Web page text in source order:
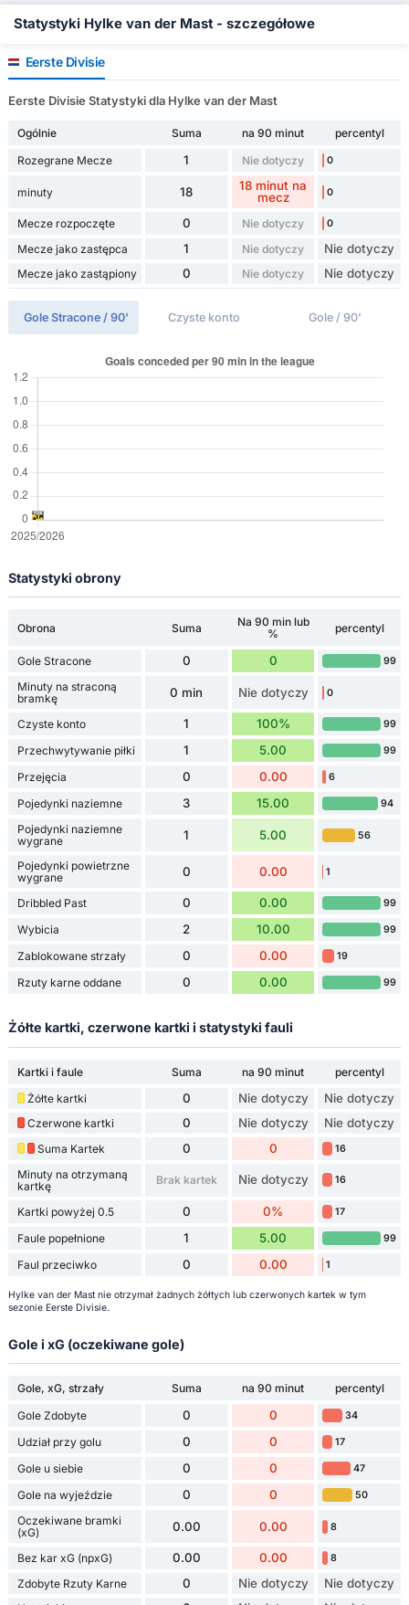
Statystyki Hylke van der Mast - szczegółowe
Eerste Divisie
Eerste Divisie Statystyki dla Hylke van der Mast
Ogólnie Suma na 90 minut
percentyl
Rozegrane Mecze
1 Nie dotyczy 0
minuty 18
18 minut na
mecz
0
Mecze rozpoczęte 0 Nie dotyczy 0
Mecze jako zastępca 1 Nie dotyczy Nie dotyczy
Mecze jako zastąpiony 0 Nie dotyczy Nie dotyczy
Gole Stracone / 90' Czyste konto Gole / 90'
Statystyki obrony
Obrona Suma
Na 90 min lub
%
percentyl
Gole Stracone 0 0 99
Minuty na straconą
bramkę
0 min Nie dotyczy 0
Czyste konto 1 100% 99
Przechwytywanie piłki 1 5.00 99
Przejęcia 0 0.00 6
Pojedynki naziemne 3 15.00 94
Pojedynki naziemne
wygrane
1 5.00 56
Pojedynki powietrzne
wygrane
0 0.00 1
Dribbled Past 0 0.00 99
Wybicia 2 10.00 99
Zablokowane strzały 0 0.00 19
Rzuty karne oddane 0 0.00 99
Żółte kartki, czerwone kartki i statystyki fauli
Kartki i faule Suma na 90 minut
percentyl
Żółte kartki
0 Nie dotyczy Nie dotyczy
Czerwone kartki 0 Nie dotyczy Nie dotyczy
Suma Kartek 0 0 16
Minuty na otrzymaną
kartkę
Brak kartek Nie dotyczy 16
Kartki powyżej 0.5 0 0% 17
Faule popełnione 1 5.00 99
Faul przeciwko 0 0.00 1
Hylke van der Mast nie otrzymał żadnych żółtych lub czerwonych kartek w tym
sezonie Eerste Divisie.
Gole i xG (oczekiwane gole)
Gole, xG, strzały Suma na 90 minut
percentyl
Gole Zdobyte
0 0 34
Udział przy golu 0 0 17
Gole u siebie 0 0 47
Gole na wyjeździe 0 0 50
Oczekiwane bramki
(xG)
0.00 0.00 8
Bez kar xG (npxG) 0.00 0.00 8
Zdobyte Rzuty Karne 0 Nie dotyczy Nie dotyczy